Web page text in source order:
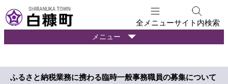
文
へ
ュ
全メニューサイト内検索
暮
ら
の
情
メニュー
ふるさと納税業務に携わる臨時一般事務職員の募集について